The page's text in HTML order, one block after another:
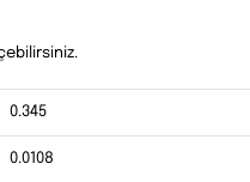
0.345
0.0108